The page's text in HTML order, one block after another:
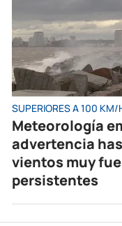
SUPERIORES A 100 KM/
Meteorología
advertencia
vientos muy
persistentes